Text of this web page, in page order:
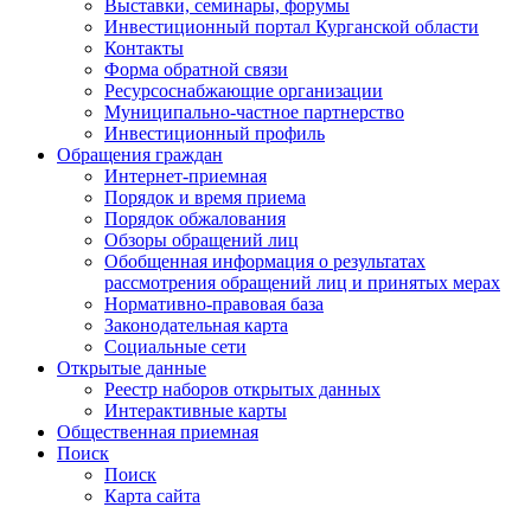
Выставки, семинары, форумы
Инвестиционный портал Курганской области
Контакты
Форма обратной связи
Ресурсоснабжающие организации
Муниципально-частное партнерство
Инвестиционный профиль
Обращения граждан
Интернет-приемная
Порядок и время приема
Порядок обжалования
Обзоры обращений лиц
Обобщенная информация о результатах
рассмотрения обращений лиц и принятых мерах
Нормативно-правовая база
Законодательная карта
Социальные сети
Открытые данные
Реестр наборов открытых данных
Интерактивные карты
Общественная приемная
Поиск
Поиск
Карта сайта